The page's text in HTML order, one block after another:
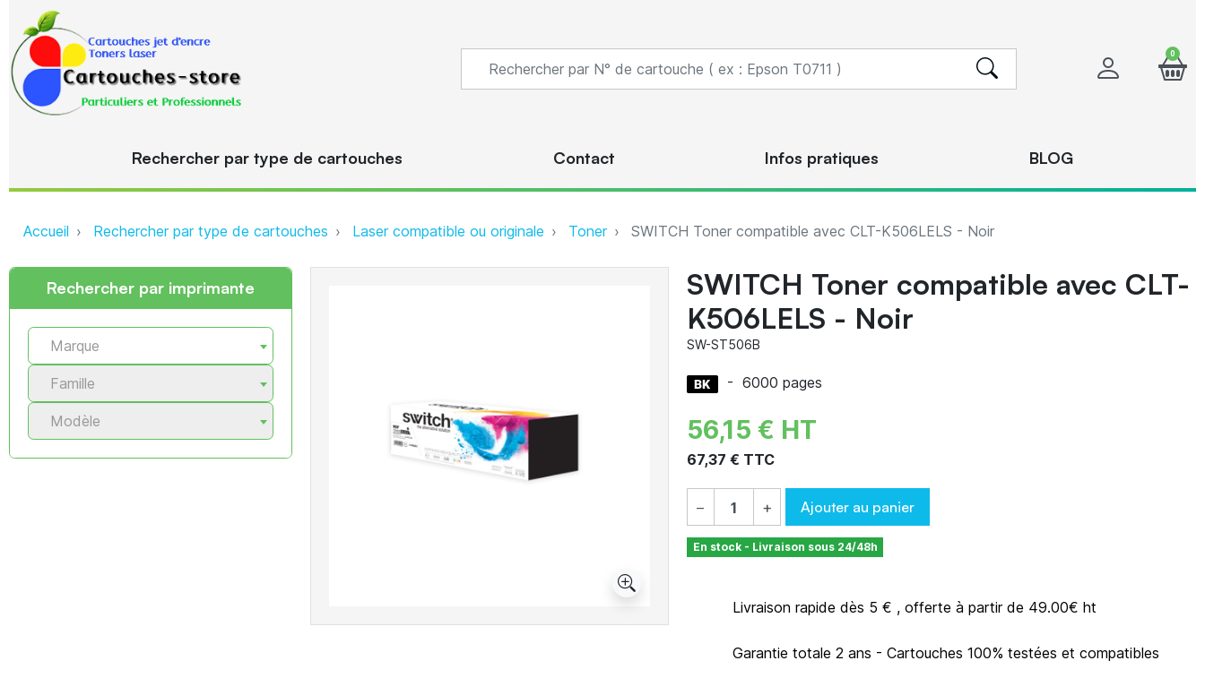
0
Rechercher par type de cartouches Contact Infos pratiques BLOG
Accueil Rechercher par type de cartouches Laser compatible ou originale Toner SWITCH Toner compatible avec CLT-K506LELS - Noir
Rechercher par imprimante
Marque
Famille
Modèle
SWITCH Toner compatible avec CLT-
K506LELS - Noir
SW-ST506B
- 6000 pages
56,15 € HT
67,37 € TTC
− + Ajouter au panier
En stock - Livraison sous 24/48h
Livraison rapide dès 5 € , offerte à partir de 49.00€ ht
Garantie totale 2 ans - Cartouches 100% testées et compatibles